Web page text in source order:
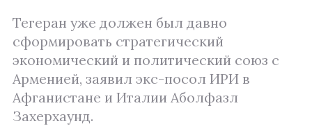
Тегеран уже должен был давно
сформировать стратегический
экономический и политический союз с
Арменией, заявил экс-посол ИРИ в
Афганистане и Италии Аболфазл
Захерхаунд.